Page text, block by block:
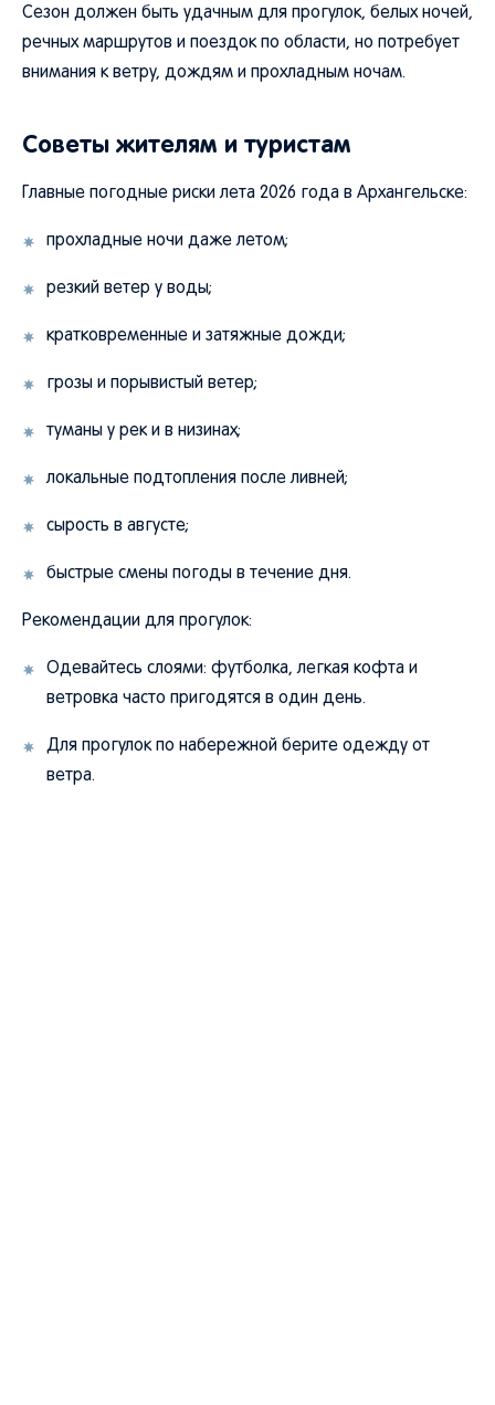
Сезон должен быть удачным для прогулок, белых ночей,
речных маршрутов и поездок по области, но потребует
внимания к ветру, дождям и прохладным ночам.
Советы жителям и туристам
Главные погодные риски лета 2026 года в Архангельске:
прохладные ночи даже летом;
резкий ветер у воды;
кратковременные и затяжные дожди;
грозы и порывистый ветер;
туманы у рек и в низинах;
локальные подтопления после ливней;
сырость в августе;
быстрые смены погоды в течение дня.
Рекомендации для прогулок:
Одевайтесь слоями: футболка, легкая кофта и
ветровка часто пригодятся в один день.
Для прогулок по набережной берите одежду от
ветра.